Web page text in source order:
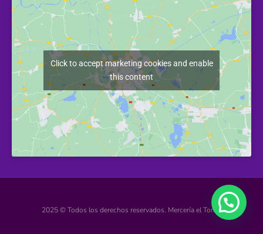
Click to accept marketing cookies and enable
this content
2025 © Todos los derechos reservados. Mercería el Torcal